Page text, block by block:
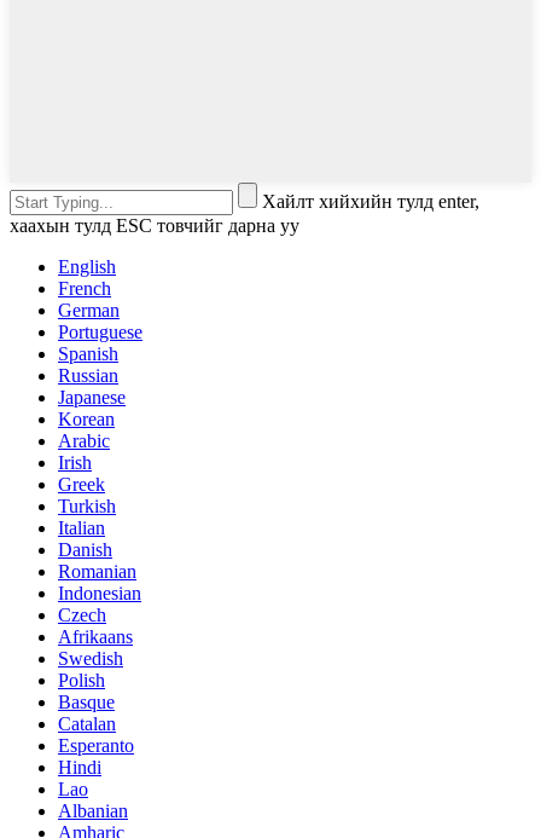
Хайлт хийхийн тулд enter,
хаахын тулд ESC товчийг дарна уу
English
French
German
Portuguese
Spanish
Russian
Japanese
Korean
Arabic
Irish
Greek
Turkish
Italian
Danish
Romanian
Indonesian
Czech
Afrikaans
Swedish
Polish
Basque
Catalan
Esperanto
Hindi
Lao
Albanian
Amharic